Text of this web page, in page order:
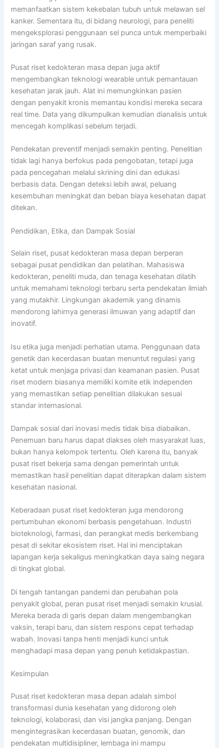
memanfaatkan sistem kekebalan tubuh untuk melawan sel
kanker. Sementara itu, di bidang neurologi, para peneliti
mengeksplorasi penggunaan sel punca untuk memperbaiki
jaringan saraf yang rusak.
Pusat riset kedokteran masa depan juga aktif
mengembangkan teknologi wearable untuk pemantauan
kesehatan jarak jauh. Alat ini memungkinkan pasien
dengan penyakit kronis memantau kondisi mereka secara
real time. Data yang dikumpulkan kemudian dianalisis untuk
mencegah komplikasi sebelum terjadi.
Pendekatan preventif menjadi semakin penting. Penelitian
tidak lagi hanya berfokus pada pengobatan, tetapi juga
pada pencegahan melalui skrining dini dan edukasi
berbasis data. Dengan deteksi lebih awal, peluang
kesembuhan meningkat dan beban biaya kesehatan dapat
ditekan.
Pendidikan, Etika, dan Dampak Sosial
Selain riset, pusat kedokteran masa depan berperan
sebagai pusat pendidikan dan pelatihan. Mahasiswa
kedokteran, peneliti muda, dan tenaga kesehatan dilatih
untuk memahami teknologi terbaru serta pendekatan ilmiah
yang mutakhir. Lingkungan akademik yang dinamis
mendorong lahirnya generasi ilmuwan yang adaptif dan
inovatif.
Isu etika juga menjadi perhatian utama. Penggunaan data
genetik dan kecerdasan buatan menuntut regulasi yang
ketat untuk menjaga privasi dan keamanan pasien. Pusat
riset modern biasanya memiliki komite etik independen
yang memastikan setiap penelitian dilakukan sesuai
standar internasional.
Dampak sosial dari inovasi medis tidak bisa diabaikan.
Penemuan baru harus dapat diakses oleh masyarakat luas,
bukan hanya kelompok tertentu. Oleh karena itu, banyak
pusat riset bekerja sama dengan pemerintah untuk
memastikan hasil penelitian dapat diterapkan dalam sistem
kesehatan nasional.
Keberadaan pusat riset kedokteran juga mendorong
pertumbuhan ekonomi berbasis pengetahuan. Industri
bioteknologi, farmasi, dan perangkat medis berkembang
pesat di sekitar ekosistem riset. Hal ini menciptakan
lapangan kerja sekaligus meningkatkan daya saing negara
di tingkat global.
Di tengah tantangan pandemi dan perubahan pola
penyakit global, peran pusat riset menjadi semakin krusial.
Mereka berada di garis depan dalam mengembangkan
vaksin, terapi baru, dan sistem respons cepat terhadap
wabah. Inovasi tanpa henti menjadi kunci untuk
menghadapi masa depan yang penuh ketidakpastian.
Kesimpulan
Pusat riset kedokteran masa depan adalah simbol
transformasi dunia kesehatan yang didorong oleh
teknologi, kolaborasi, dan visi jangka panjang. Dengan
mengintegrasikan kecerdasan buatan, genomik, dan
pendekatan multidisipliner, lembaga ini mampu